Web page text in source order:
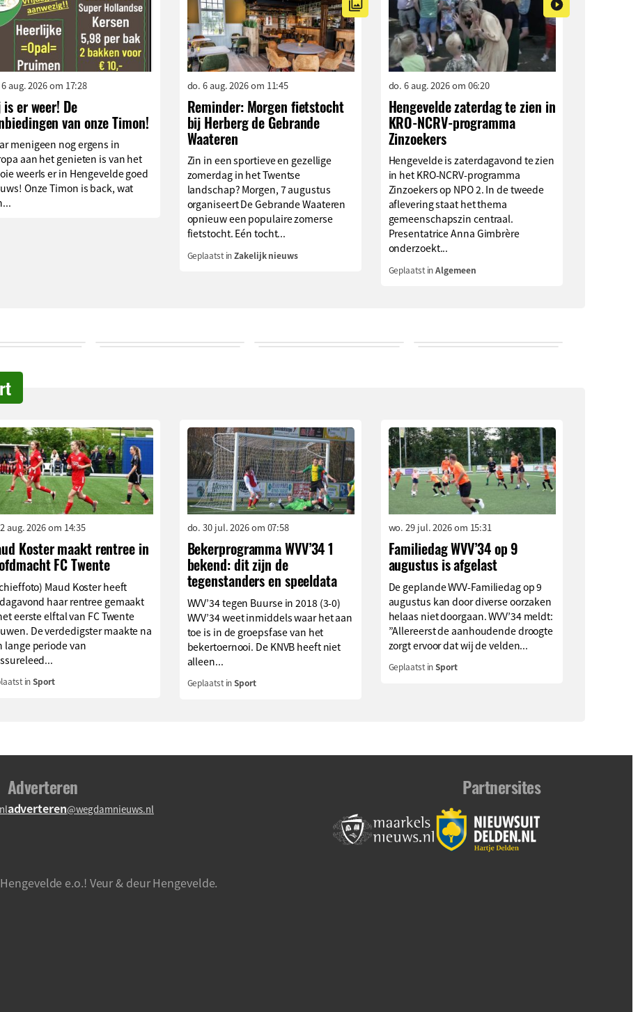
aug. 2026 om 17:28
is er weer! De
van onze Timon!
menigeen nog ergens in
aan het genieten is van het
weerIs er in Hengevelde goed
Onze Timon is back, wat
do. 6 aug. 2026 om 11:45
Reminder: Morgen fietstocht
bij Herberg de Gebrande
Waateren
Zin in een sportieve en gezellige
zomerdag in het Twentse
landschap? Morgen, 7 augustus
organiseert De Gebrande Waateren
opnieuw een populaire zomerse
fietstocht. Eén tocht...
Geplaatst inZakelijk nieuws
do. 6 aug. 2026 om 06:20
Hengevelde zaterdag te zien in
KRO-NCRV-programma
Zinzoekers
Hengevelde is zaterdagavond te zien
in het KRO-NCRV-programma
Zinzoekers op NPO 2. In de tweede
aflevering staat het thema
gemeenschapszin centraal.
Presentatrice Anna Gimbrère
onderzoekt...
Geplaatst inAlgemeen
aug. 2026 om 14:35
Koster maakt rentree in
FC Twente
Maud Koster heeft
haar rentree gemaakt
eerste elftal van FC Twente
De verdedigster maakte na
lange periode van
inSport
do. 30 jul. 2026 om 07:58
Bekerprogramma WVV’34 1
bekend: dit zijn de
tegenstanders en speeldata
WVV’34 tegen Buurse in 2018 (3-0)
WVV’34 weet inmiddels waar het aan
toe is in de groepsfase van het
bekertoernooi. De KNVB heeft niet
alleen...
Geplaatst inSport
wo. 29 jul. 2026 om 15:31
Familiedag WVV’34 op 9
augustus is afgelast
De geplande WVV-Familiedag op 9
augustus kan door diverse oorzaken
helaas niet doorgaan. WVV’34 meldt:
”Allereerst de aanhoudende droogte
zorgt ervoor dat wij de velden...
Geplaatst inSport
Adverteren
adverteren@wegdamnieuws.nl
Partnersites
e.o.! Veur & deur Hengevelde.